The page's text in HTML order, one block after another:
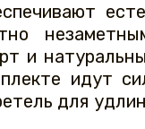
и
идут
для